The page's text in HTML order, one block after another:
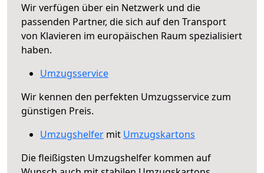
Wir verfügen über ein Netzwerk und die
passenden Partner, die sich auf den Transport
von Klavieren im europäischen Raum spezialisiert
haben.
Umzugsservice
Wir kennen den perfekten Umzugsservice zum
günstigen Preis.
Umzugshelfer mit Umzugskartons
Die fleißigsten Umzugshelfer kommen auf